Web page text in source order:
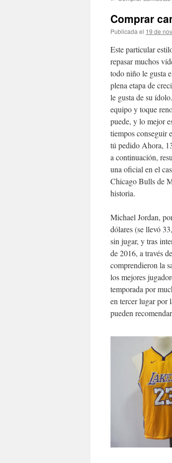
contenido
Comprar
Publicada el 19 de
Este particular
repasar muchos
todo niño le gusta
plena etapa de
le gusta de su
equipo y toque
puede, y lo mejor
tiempos conseguir
tú pedido Ahora,
a continuación,
una oficial en el
Chicago Bulls de
historia.
Michael Jordan,
dólares (se llevó
sin jugar, y tras
de 2016, a través
comprendieron la
los mejores
temporada por
en tercer lugar por
pueden